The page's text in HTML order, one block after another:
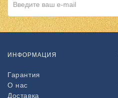
ИНФОРМАЦИЯ
Гарантия
О нас
Доставка